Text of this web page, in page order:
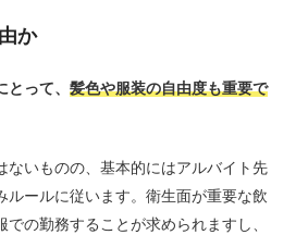
か
って、 髪色や服装の自由度も重要で
ないものの、基本的にはアルバイト先
ルールに従います。衛生面が重要な飲
の勤務することが求められますし、